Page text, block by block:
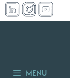
Skip
to
Menu